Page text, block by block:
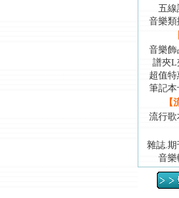
五線
音樂類
音樂飾
譜夾L
超值特
筆記本
【
流行歌
雜誌.期
音樂